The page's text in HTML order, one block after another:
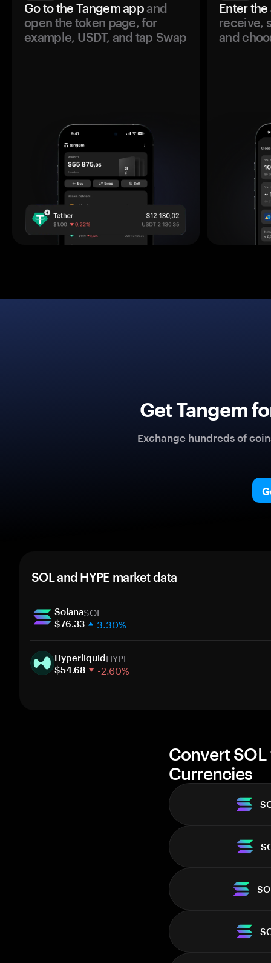
Go to the Tangem appand
open the token page, for
example, USDT, and tap Swap
Enter the
receive,
and
Get Tangem
Exchange hundreds of
SOL and HYPE market data
SolanaSOL
$76.33 3.30%
30 days
Market cap
HyperliquidHYPE
$54.68 -2.60%
Convert
Currencies